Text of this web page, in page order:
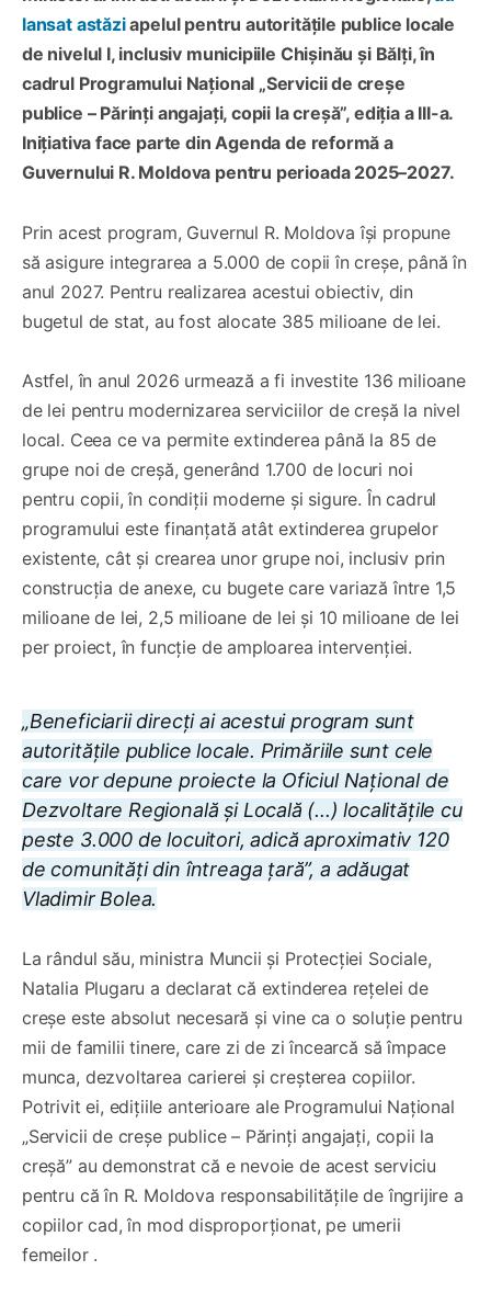
lansat astăziapelul pentru autoritățile publice locale
de nivelul I, inclusiv municipiile Chișinău și Bălți, în
cadrul Programului Național „Servicii de creșe
publice – Părinți angajați, copii la creșă”, ediția a III-a.
Inițiativa face parte din Agenda de reformă a
Guvernului R. Moldova pentru perioada 2025–2027.
Prin acest program, Guvernul R. Moldova își propune
să asigure integrarea a 5.000 de copii în creșe, până în
anul 2027. Pentru realizarea acestui obiectiv, din
bugetul de stat, au fost alocate 385 milioane de lei.
Astfel, în anul 2026 urmează a fi investite 136 milioane
de lei pentru modernizarea serviciilor de creșă la nivel
local. Ceea ce va permite extinderea până la 85 de
grupe noi de creșă, generând 1.700 de locuri noi
pentru copii, în condiții moderne și sigure. În cadrul
programului este finanțată atât extinderea grupelor
existente, cât și crearea unor grupe noi, inclusiv prin
construcția de anexe, cu bugete care variază între 1,5
milioane de lei, 2,5 milioane de lei și 10 milioane de lei
per proiect, în funcție de amploarea intervenției.
„Beneficiarii direcți ai acestui program sunt
autoritățile publice locale. Primăriile sunt cele
care vor depune proiecte la Oficiul Național de
Dezvoltare Regională și Locală (...) localitățile cu
peste 3.000 de locuitori, adică aproximativ 120
de comunități din întreaga țară”, a adăugat
Vladimir Bolea.
La rândul său, ministra Muncii și Protecției Sociale,
Natalia Plugaru a declarat că extinderea rețelei de
creșe este absolut necesară și vine ca o soluție pentru
mii de familii tinere, care zi de zi încearcă să împace
munca, dezvoltarea carierei și creșterea copiilor.
Potrivit ei, edițiile anterioare ale Programului Național
„Servicii de creșe publice – Părinți angajați, copii la
creșă” au demonstrat că e nevoie de acest serviciu
pentru că în R. Moldova responsabilitățile de îngrijire a
copiilor cad, în mod disproporționat, pe umerii
femeilor .